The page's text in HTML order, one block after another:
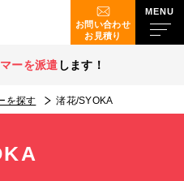
お問い合わせ
お見積り
ーを派遣 します！
を探す 渚花/SYOKA